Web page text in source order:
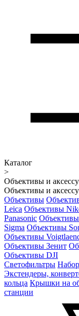
Каталог
>
Объективы и
Объективы и
Объективы
Leica Объективы
Panasonic
Sigma Объективы
Объективы
Объективы Зенит
Объективы DJI
Светофильтры
Экстендеры,
кольца Крышки на
станции